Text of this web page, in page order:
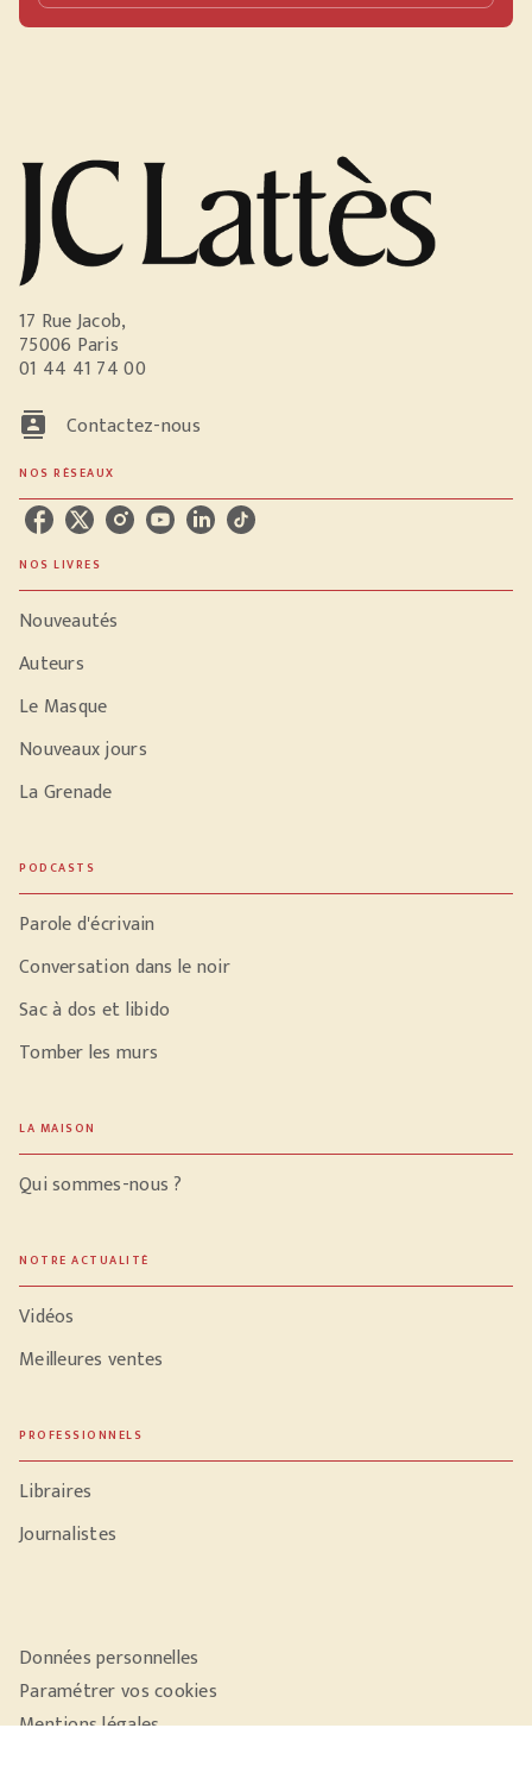
17 Rue Jacob,
75006 Paris
01 44 41 74 00
contacts Contactez-nous
NOS RÉSEAUX
NOS LIVRES
Nouveautés
Auteurs
Le Masque
Nouveaux jours
La Grenade
PODCASTS
Parole d'écrivain
Conversation dans le noir
Sac à dos et libido
Tomber les murs
LA MAISON
Qui sommes-nous ?
NOTRE ACTUALITÉ
Vidéos
Meilleures ventes
PROFESSIONNELS
Libraires
Journalistes
Données personnelles
Paramétrer vos cookies
Mentions légales